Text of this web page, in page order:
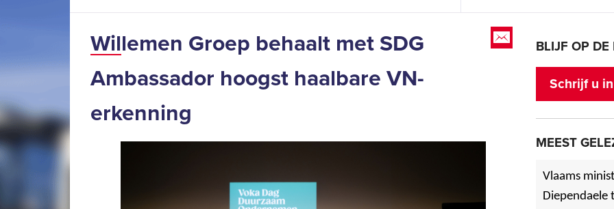
Willemen Groep behaalt met SDG
Ambassador hoogst haalbare VN-
erkenning
BLIJF OP DE
Schrijf u
MEEST
Vlaams